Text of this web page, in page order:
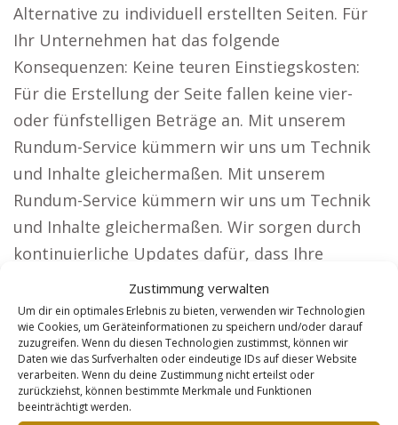
Zustimmung verwalten
Um dir ein optimales Erlebnis zu bieten, verwenden wir Technologien
wie Cookies, um Geräteinformationen zu speichern und/oder darauf
zuzugreifen. Wenn du diesen Technologien zustimmst, können wir
Daten wie das Surfverhalten oder eindeutige IDs auf dieser Website
verarbeiten. Wenn du deine Zustimmung nicht erteilst oder
zurückziehst, können bestimmte Merkmale und Funktionen
beeinträchtigt werden.
Alternative zu individuell erstellten Seiten. Für
Ihr Unternehmen hat das folgende
Konsequenzen: Keine teuren Einstiegskosten:
Für die Erstellung der Seite fallen keine vier-
oder fünfstelligen Beträge an. Mit unserem
Rundum-Service kümmern wir uns um Technik
und Inhalte gleichermaßen. Mit unserem
Rundum-Service kümmern wir uns um Technik
und Inhalte gleichermaßen. Wir sorgen durch
kontinuierliche Updates dafür, dass Ihre
Webseite aktuell bleibt. Monatlicher Festpreis:
Keine versteckten Gebühren oder Zusatzkosten.
Wie unsere Lösung Kunden spürbare Vorteile
verschafft. Unsere Webseiten sind auf
Unternehmen ausgerichtet, die eine hohe
Reichweite benötigen, wie zum Beispiel: